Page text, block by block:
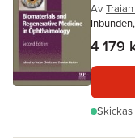
Av
4 179
Skickas